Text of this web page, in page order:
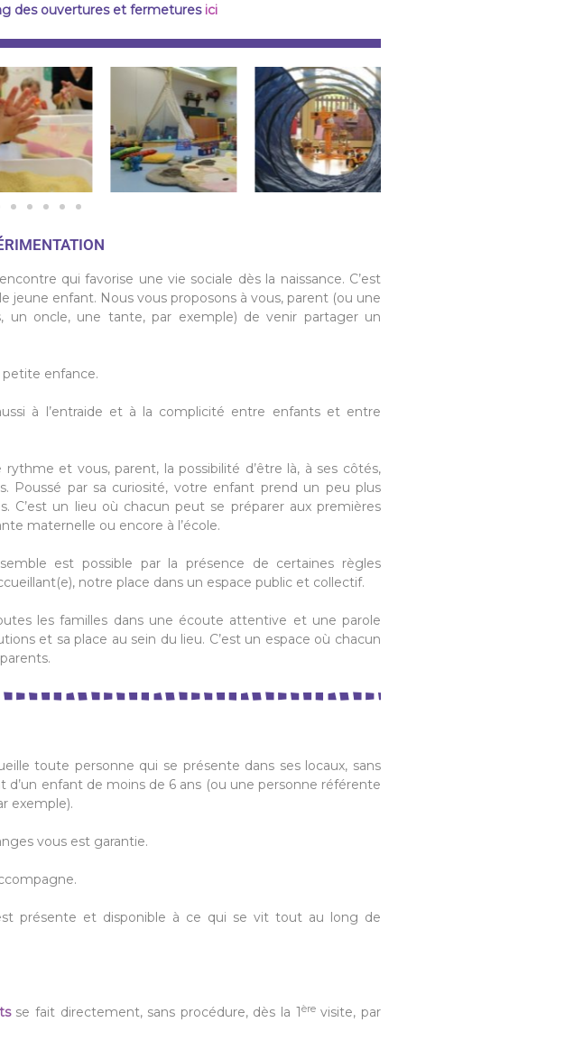
des ouvertures et fermetures ici
qui favorise une vie sociale dès la naissance. C’est
jeune enfant. Nous vous proposons à vous, parent (ou une
un oncle, une tante, par exemple) de venir partager un
petite enfance.
à l’entraide et à la complicité entre enfants et entre
et vous, parent, la possibilité d’être là, à ses côtés,
Poussé par sa curiosité, votre enfant prend un peu plus
C’est un lieu où chacun peut se préparer aux premières
maternelle ou encore à l’école.
est possible par la présence de certaines règles
notre place dans un espace public et collectif.
les familles dans une écoute attentive et une parole
et sa place au sein du lieu. C’est un espace où chacun
toute personne qui se présente dans ses locaux, sans
enfant de moins de 6 ans (ou une personne référente
exemple).
vous est garantie.
présente et disponible à ce qui se vit tout au long de
se fait directement, sans procédure, dès la 1 èrevisite, par